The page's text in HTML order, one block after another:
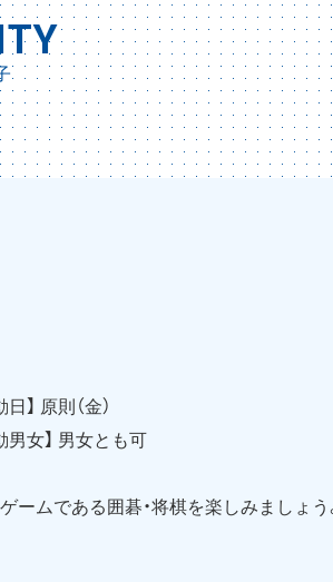
日】 原則（金）
男女】 男女とも可
ームである囲碁・将棋を楽しみましょう